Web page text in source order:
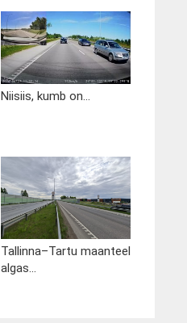
Niisiis, kumb on...
Tallinna–Tartu maanteel
algas...